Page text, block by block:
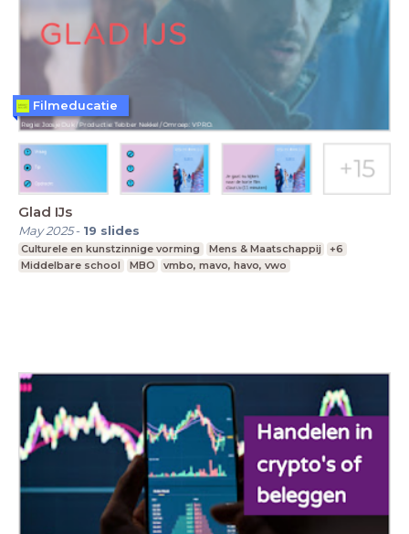
Glad IJs
May 2025- 19 slides
Culturele en kunstzinnige vorming Mens & Maatschappij
+6
Middelbare school
MBO vmbo, mavo, havo, vwo
Filmeducatie